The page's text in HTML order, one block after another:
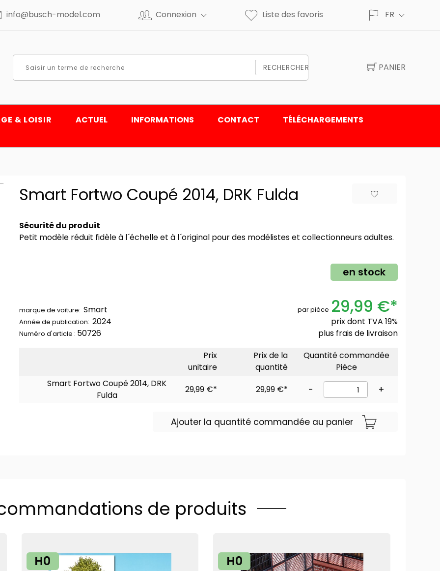
info@busch-model.com Connexion Liste des favoris FR
RECHERCHER PANIER
& LOISIR ACTUEL INFORMATIONS CONTACT TÉLÉCHARGEMENTS
Smart Fortwo Coupé 2014, DRK Fulda
Sécurité du produit
Petit modèle réduit fidèle à l´échelle et à l´original pour des modélistes et collectionneurs adultes.
en stock
marque de voiture: Smart
Année de publication: 2024
Numéro d'article : 50726
par pièce 29,99 €*
prix dont TVA 19%
plus frais de livraison
Prix
unitaire
Prix de la
quantité
Quantité commandée
Pièce
Smart Fortwo Coupé 2014, DRK
Fulda
29,99 €* 29,99 €* - +
Ajouter la quantité commandée au panier
de produits
H0
H0